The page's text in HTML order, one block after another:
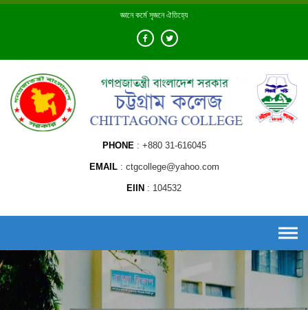
Skip
জ্ঞানে কর্মে সৃজনে ঐতিহ্যে
PHONE +880 31-616045
EMAIL ctgcollege@yahoo.com
EIIN 104532